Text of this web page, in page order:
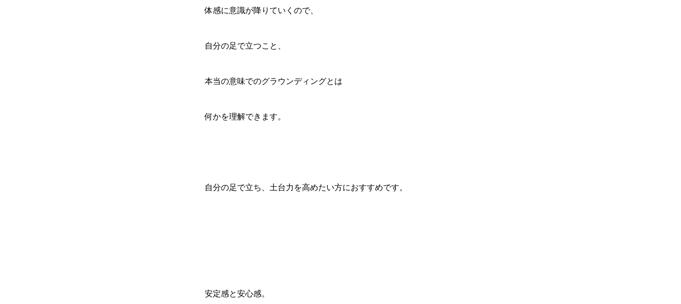
体感に意識が降りていくので、
自分の足で立つこと、
本当の意味でのグラウンディングとは
何かを理解できます。
自分の足で立ち、土台力を高めたい方におすすめです。
安定感と安心感。